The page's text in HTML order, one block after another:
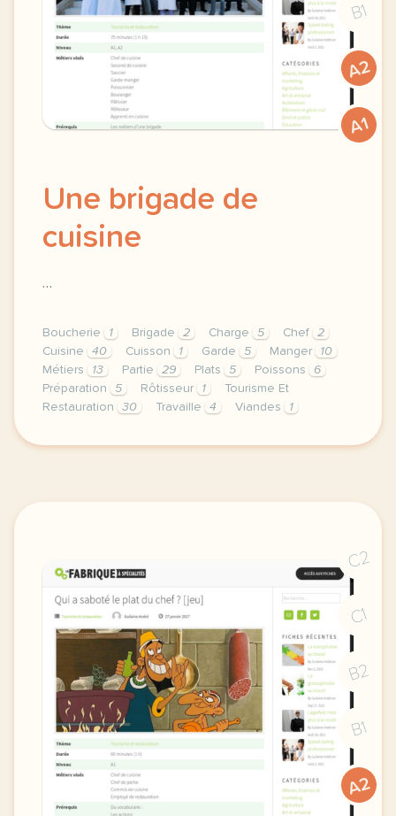
B1
A2
A1
Une brigade de
cuisine
…
Boucherie 1 Brigade 2 Charge 5 Chef
2
Cuisine
40 Cuisson 1 Garde 5 Manger
10
Métiers
13 Partie 29 Plats 5 Poissons
6
Préparation
5 Rôtisseur 1
Tourisme Et
Restauration
30 Travaille 4 Viandes 1
theme tourisme et restauration duree 75 minutes
C2
C1
B2
B1
A2